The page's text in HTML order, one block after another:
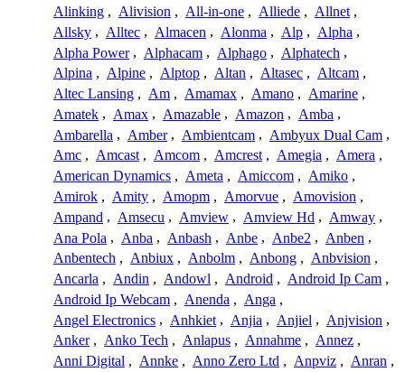
Alinking , Alivision , All-in-one , Alliede , Allnet ,
Allsky , Alltec , Almacen , Alonma , Alp , Alpha ,
Alpha Power , Alphacam , Alphago , Alphatech ,
Alpina , Alpine , Alptop , Altan , Altasec , Altcam ,
Altec Lansing , Am , Amamax , Amano , Amarine ,
Amatek , Amax , Amazable , Amazon , Amba ,
Ambarella , Amber , Ambientcam , Ambyux Dual Cam ,
Amc , Amcast , Amcom , Amcrest , Amegia , Amera ,
American Dynamics , Ameta , Amiccom , Amiko ,
Amirok , Amity , Amopm , Amorvue , Amovision ,
Ampand , Amsecu , Amview , Amview Hd , Amway ,
Ana Pola , Anba , Anbash , Anbe , Anbe2 , Anben ,
Anbentech , Anbiux , Anbolm , Anbong , Anbvision ,
Ancarla , Andin , Andowl , Android , Android Ip Cam ,
Android Ip Webcam , Anenda , Anga ,
Angel Electronics , Anhkiet , Anjia , Anjiel , Anjvision ,
Anker , Anko Tech , Anlapus , Annahme , Annez ,
Anni Digital , Annke , Anno Zero Ltd , Anpviz , Anran ,